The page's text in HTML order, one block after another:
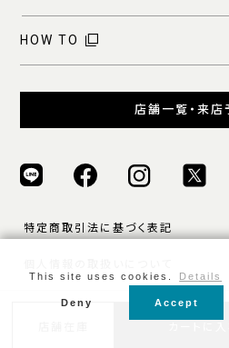
カートに
HOW TO
店舗一覧・来店
特定商取引法に基づく表記
ご利用規約
This site uses cookies. Details
Deny Accept